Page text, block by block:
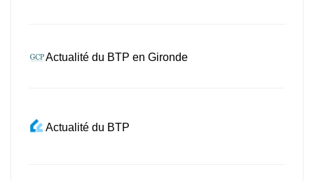
Actualité du BTP en Gironde
Actualité du BTP